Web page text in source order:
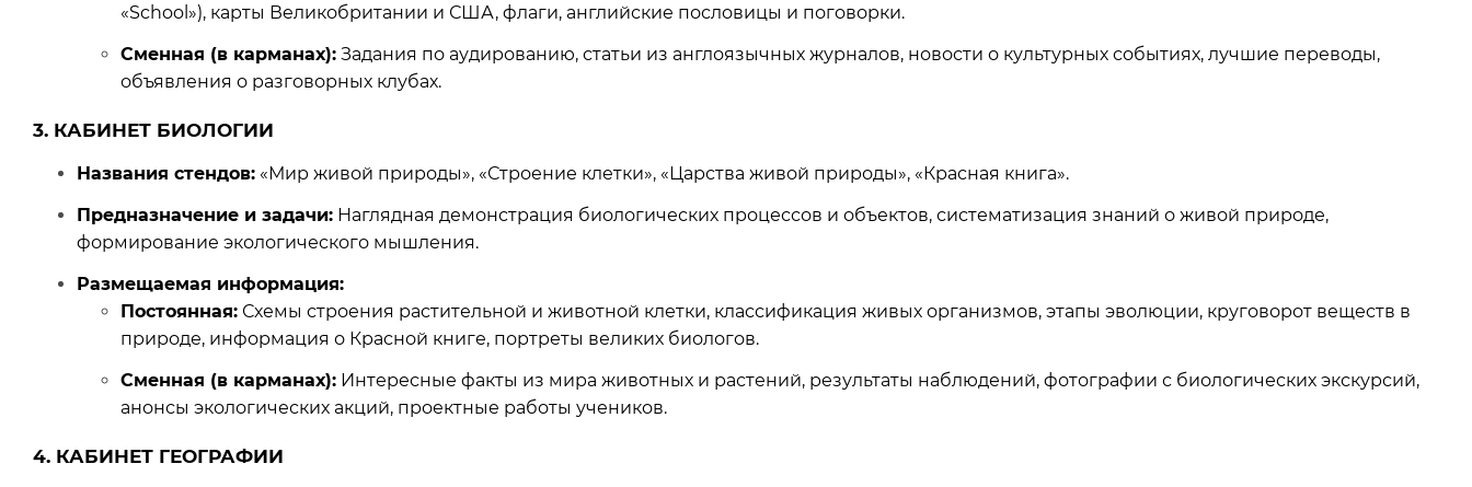
«School»), карты Великобритании и США, флаги, английские пословицы и поговорки.
Сменная (в карманах): Задания по аудированию, статьи из англоязычных журналов, новости о культурных событиях, лучшие переводы,
объявления о разговорных клубах.
3. КАБИНЕТ БИОЛОГИИ
Названия стендов: «Мир живой природы», «Строение клетки», «Царства живой природы», «Красная книга».
Предназначение и задачи: Наглядная демонстрация биологических процессов и объектов, систематизация знаний о живой природе,
формирование экологического мышления.
Размещаемая информация:
Постоянная: Схемы строения растительной и животной клетки, классификация живых организмов, этапы эволюции, круговорот веществ в
природе, информация о Красной книге, портреты великих биологов.
Сменная (в карманах): Интересные факты из мира животных и растений, результаты наблюдений, фотографии с биологических экскурсий,
анонсы экологических акций, проектные работы учеников.
4. КАБИНЕТ ГЕОГРАФИИ